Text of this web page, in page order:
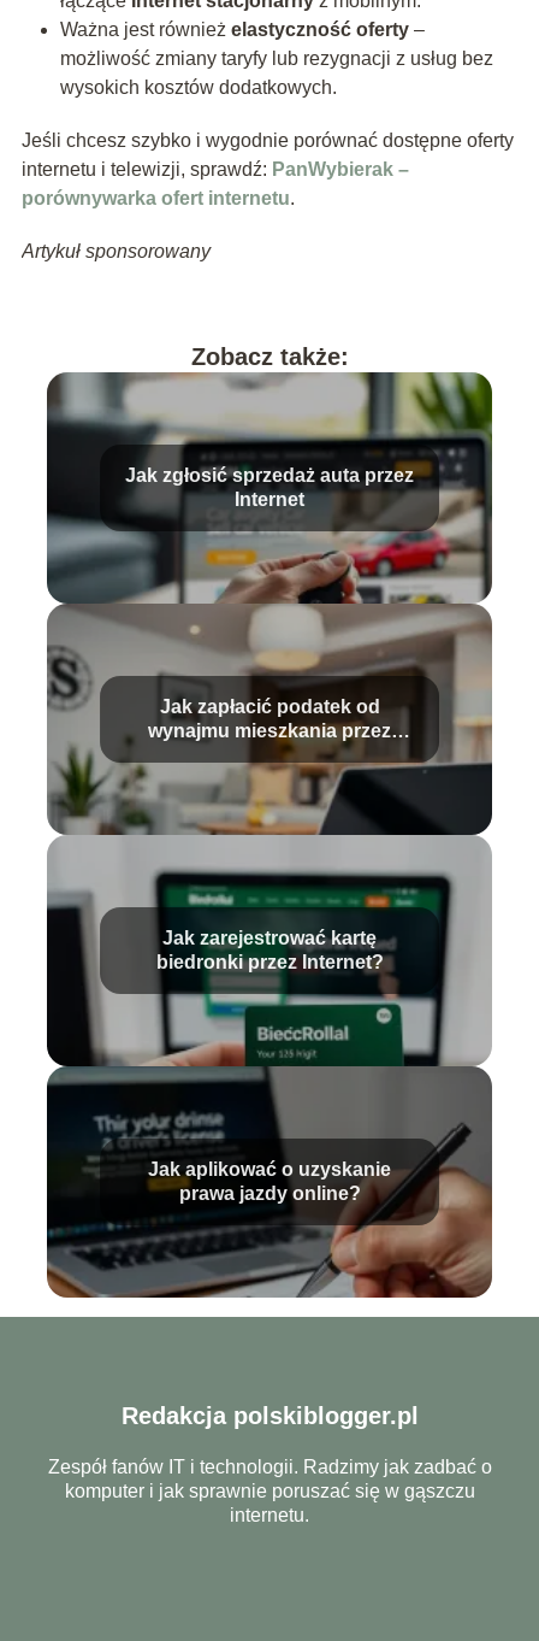
Ważna jest również elastyczność oferty–
możliwość zmiany taryfy lub rezygnacji z usług bez
wysokich kosztów dodatkowych.
Jeśli chcesz szybko i wygodnie porównać dostępne oferty
internetu i telewizji, sprawdź: PanWybierak –
porównywarka ofert internetu.
Artykuł sponsorowany
Zobacz także:
Jak zgłosić sprzedaż auta przez
Internet
Jak zapłacić podatek od
wynajmu mieszkania przez
Internet?
Jak zarejestrować kartę
biedronki przez Internet?
Jak aplikować o uzyskanie
prawa jazdy online?
Redakcja polskiblogger.pl
Zespół fanów IT i technologii. Radzimy jak zadbać o
komputer i jak sprawnie poruszać się w gąszczu
internetu.